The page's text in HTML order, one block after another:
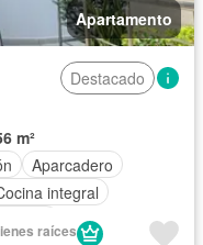
Apartamento
Destacado
m²
Aparcadero
integral
raíces